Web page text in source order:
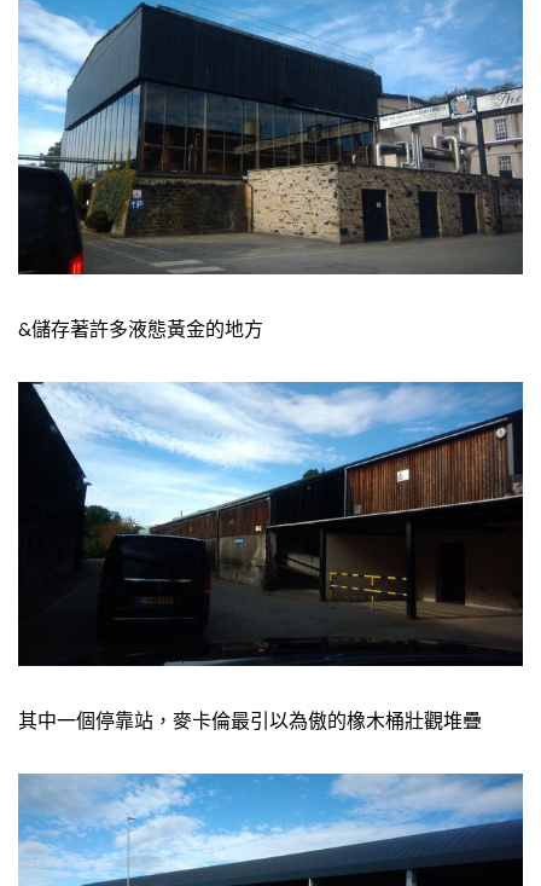
&儲存著許多液態黃金的地方
其中一個停靠站，麥卡倫最引以為傲的橡木桶壯觀堆疊